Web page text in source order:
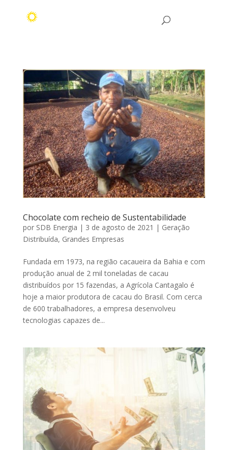
Chocolate com recheio de Sustentabilidade
por SDB Energia | 3 de agosto de 2021 | Geração
Distribuída, Grandes Empresas
Fundada em 1973, na região cacaueira da Bahia e com
produção anual de 2 mil toneladas de cacau
distribuídos por 15 fazendas, a Agrícola Cantagalo é
hoje a maior produtora de cacau do Brasil. Com cerca
de 600 trabalhadores, a empresa desenvolveu
tecnologias capazes de...